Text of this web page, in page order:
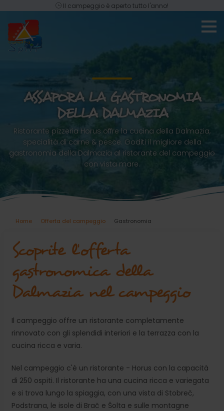
Il campeggio è aperto tutto l'anno!
ASSAPORA LA GASTRONOMIA
DELLA DALMAZIA
Ristorante pizzeria Horus offre la cucina della Dalmazia,
specialità di carne & pesce. Goditi il migliore della
gastronomia della Dalmazia al ristorante del campeggio
con vista mare.
Home Offerta del campeggio Gastronomia
Scoprite l'offerta
gastronomica della
Dalmazia nel campeggio
Il campeggio offre un ristorante completamente
rinnovato con gli splendidi interiori e la terrazza con la
cucina ricca e varia.
Nel campeggio c'è un ristorante - Horus con la capacità
di 250 ospiti. Il ristorante ha una cucina ricca e variegata
e si trova lungo la spiaggia, con una vista di Stobreč,
Podstrana, le isole di Brač e Šolta e sulle montagne